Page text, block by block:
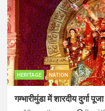
HERITAGE NATION
गम्भारीमुंडा में शारदीय दुर्गा पूजा